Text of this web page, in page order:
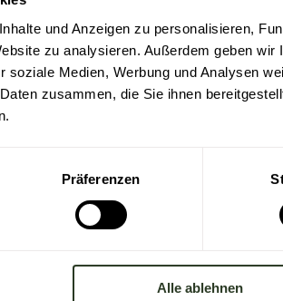
und Anzeigen zu personalisieren,
zu analysieren. Außerdem geben
soziale Medien, Werbung und Analysen
zusammen, die Sie ihnen
Präferenzen
Alle ablehnen
daran, die Pfade
So entsteht
an
im Fuhrpark
erlebbar.